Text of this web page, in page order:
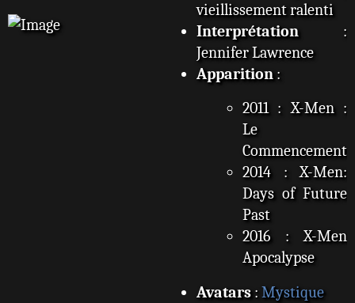
vieillissement ralenti
Interprétation:
Jennifer Lawrence
Apparition:
2011 : X-Men :
Le
Commencement
2014 : X-Men:
Days of Future
Past
2016 : X-Men
Apocalypse
Avatars: Mystique